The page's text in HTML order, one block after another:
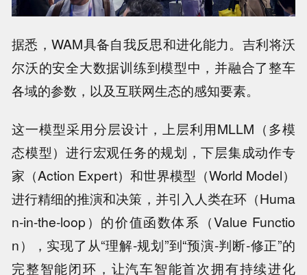
据悉，WAM具备自我反思和进化能力。吉利将沃
尔沃的安全大数据训练到模型中，并融合了整车
各域的参数，以及互联网生态的感知要素。
这一模型采用分层设计，上层利用MLLM（多模
态模型）进行宏观任务的规划，下层集成动作专
家（Action Expert）和世界模型（World Model）
进行精细的推演和决策，并引入人类在环（Huma
n-in-the-loop）的价值函数体系（Value Functio
n），实现了从“理解-规划”到“预演-判断-修正”的
完整智能闭环，让汽车智能首次拥有持续进化